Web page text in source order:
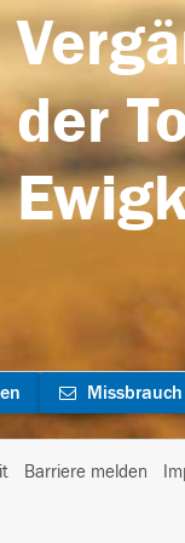
der
Barriere melden